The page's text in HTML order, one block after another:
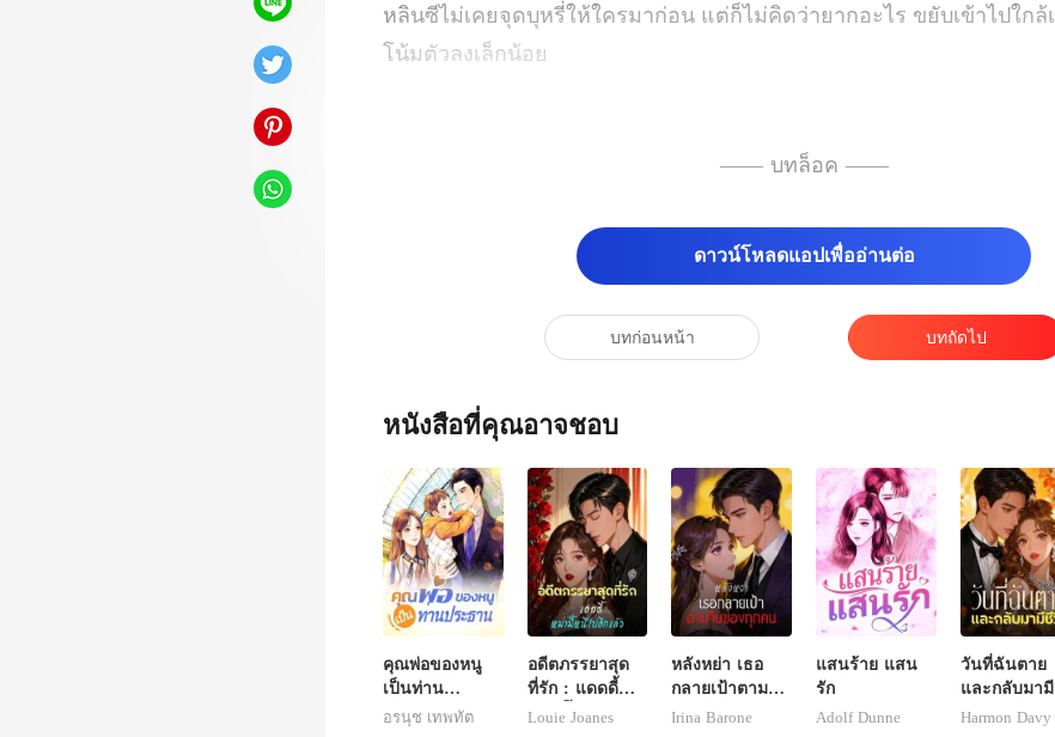
แต่ก็ไม่คิดว่ายากอะไร ขยับเข้าไปใก
—— บทล็อค ——
ดาวน์โหลดแอปเพื่ออ่านต่อ
บทก่อนหน้า บทถัดไป
หนังสือที่คุณอาจชอบ
คุณพ่อของหนู
เป็นท่าน
ประธาน
อรนุช เทพทัต
อดีตภรรยาสุด
ที่รัก : แดดดี้
หม่ามี๊หนีไปอีก
Louie Joanes
หลังหย่า เธอ
กลายเป้าตามจีบ
ของทุกคน
Irina Barone
แสนร้าย แสน
รัก
Adolf Dunne
วันที่ฉันตาย
และกลับมามี
ชีวิต
Harmon Davy